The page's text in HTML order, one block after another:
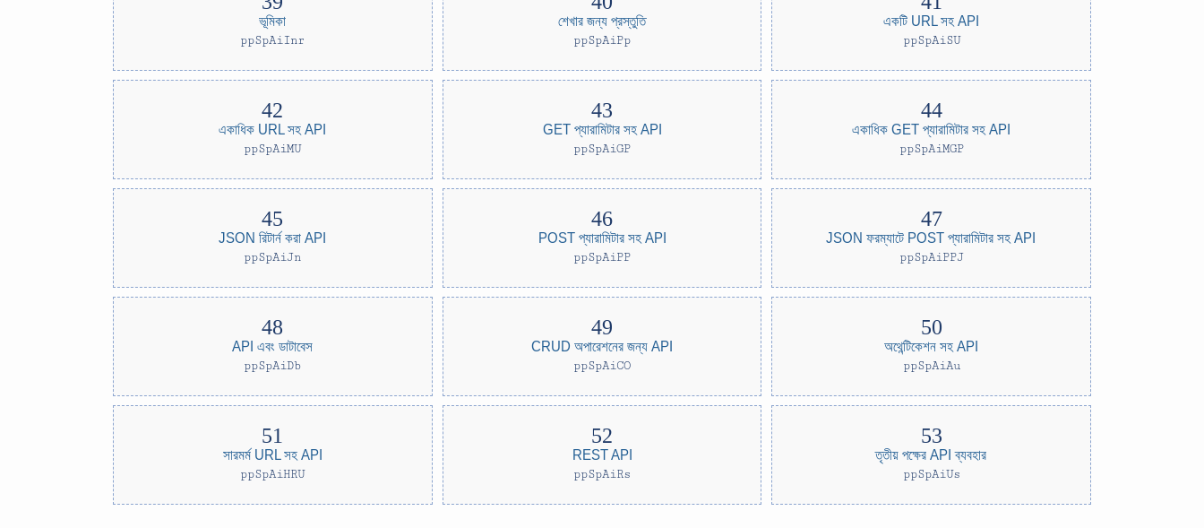
ভূমিকা
ppSpAiInr
শেখার জন্য প্রস্তুতি
ppSpAiPp
একটি URL সহ API
ppSpAiSU
একাধিক URL সহ API
ppSpAiMU
GET প্যারামিটার সহ API
ppSpAiGP
একাধিক GET প্যারামিটার সহ API
ppSpAiMGP
JSON রিটার্ন করা API
ppSpAiJn
POST প্যারামিটার সহ API
ppSpAiPP
JSON ফরম্যাটে POST প্যারামিটার সহ API
ppSpAiPPJ
API এবং ডাটাবেস
ppSpAiDb
CRUD অপারেশনের জন্য API
ppSpAiCO
অথেন্টিকেশন সহ API
ppSpAiAu
সারমর্ম URL সহ API
ppSpAiHRU
REST API
ppSpAiRs
তৃতীয় পক্ষের API ব্যবহার
ppSpAiUs